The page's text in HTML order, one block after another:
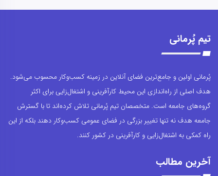
تیم پُرمانی
پُرمانی اولین و جامع‌ترین فضای آنلاین در زمینه کسب‌وکار محسوب می‌شود.
هدف اصلی از راه‌اندازی این محیط کارآفرینی و اشتغال‌زایی برای اکثر
گروه‌های جامعه است. متخصصان تیم پُرمانی تلاش کرده‌اند تا با گسترش
جامعه هدف نه تنها تغییر بزرگی در فضای عمومی کسب‌وکار دهند بلکه از این
راه کمکی به اشتغال‌زایی و کارآفرینی در کشور کنند.
آخرین مطالب